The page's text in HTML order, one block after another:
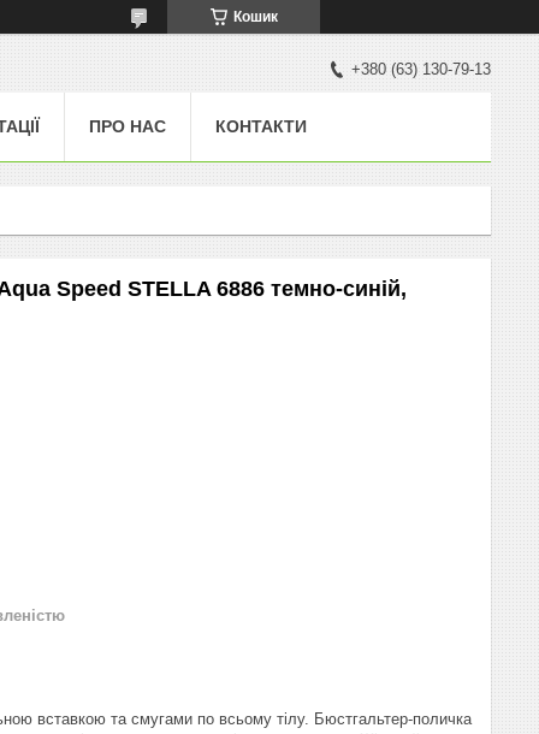
Кошик
+380 (63) 130-79-13
ПРО НАС КОНТАКТИ
Speed ​​STELLA 6886 темно-синій,
вставкою та смугами по всьому тілу. Бюстгальтер-поличка